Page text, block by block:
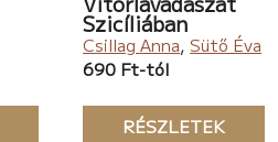
Szicíliában
Csillag Anna,Sütő Éva
690 Ft-tól
RÉSZLETEK